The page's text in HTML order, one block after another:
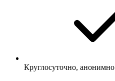
Круглосуточно, анонимно